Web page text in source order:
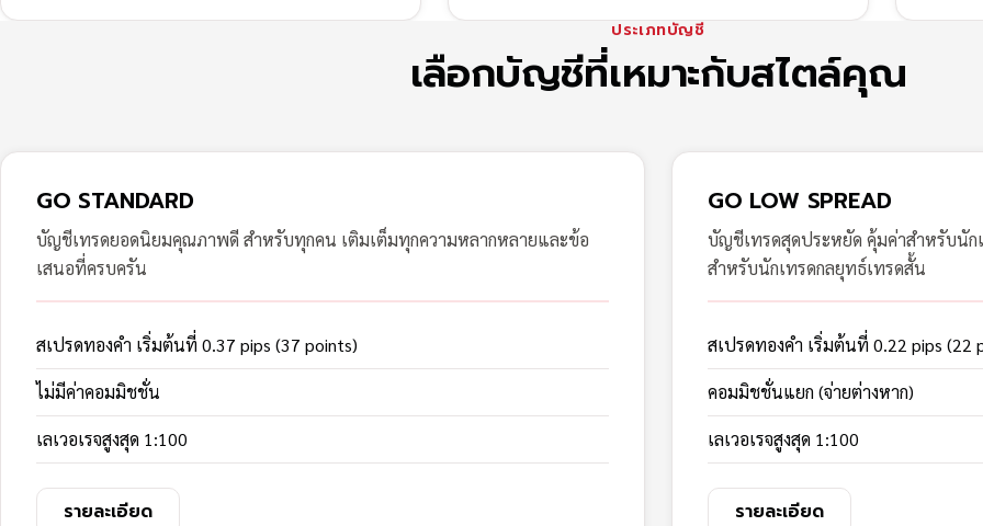
ประเภทบัญชี
เลือกบัญชีที่เหมาะกับสไตล์คุณ
GO STANDARD
บัญชีเทรดยอดนิยมคุณภาพดี สำหรับทุกคน เติมเต็มทุกความหลากหลายและข้อ
เสนอที่ครบครัน
สเปรดทองคำ เริ่มต้นที่ 0.37 pips (37 points)
ไม่มีค่าคอมมิชชั่น
เลเวอเรจสูงสุด 1:100
รายละเอียด
GO LOW SPREAD
บัญชีเทรดสุดประหยัด คุ้มค่าสำหรับนัก
สำหรับนักเทรดกลยุทธ์เทรดสั้น
สเปรดทองคำ เริ่มต้นที่ 0.22 pips (22
คอมมิชชั่นแยก (จ่ายต่างหาก)
เลเวอเรจสูงสุด 1:100
รายละเอียด